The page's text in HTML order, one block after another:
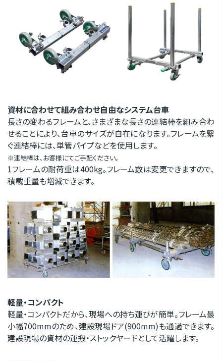
資材に合わせて組み合わせ自由なシステム台車
長さの変わるフレームと、さまざまな長さの連結棒を組み合わ
せることにより、台車のサイズが自在になります。フレームを繋
ぐ連結棒には、単管パイプなどを使用します。
※連結棒は、お客様にてご手配ください。
1フレームの耐荷重は400kg。フレーム数は変更できますので、
積載重量も増減できます。
軽量・コンパクト
軽量・コンパクトだから、現場への持ち運びが簡単。フレーム最
小幅700mmのため、建設現場ドア(900mm)も通過できます。
建設現場の資材の運搬・ストックヤードとして活躍します。